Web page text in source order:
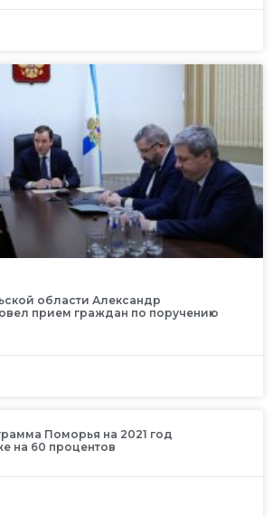
области Александр
прием граждан по поручению
Поморья на 2021 год
на 60 процентов